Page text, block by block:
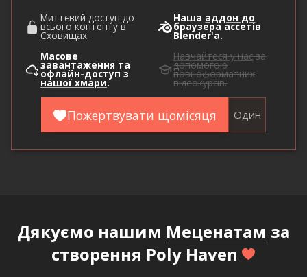
Миттєвий доступ до
всього контенту в
Сховищах.
Наша аддон до
браузера ассетів
Blender'а.
Масове
завантаження та
офлайн-доступ з
нашої хмари.
Навчайтеся у насза
допомогою
повноформатних
відеокурсів.
Пожертвувати щомісяця Один
Дякуємо нашим Меценатам за
створення Poly Haven